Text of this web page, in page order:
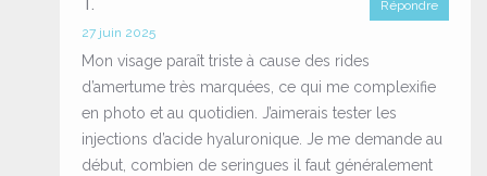
Répondre
T.
27 juin 2025
Mon visage paraît triste à cause des rides
d’amertume très marquées, ce qui me complexifie
en photo et au quotidien. J’aimerais tester les
injections d’acide hyaluronique. Je me demande au
début, combien de seringues il faut généralement